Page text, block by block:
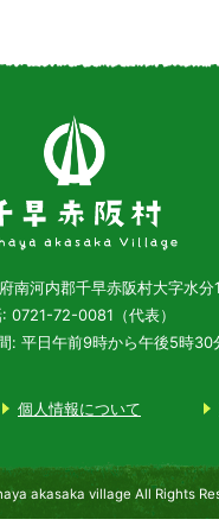
南河内郡千早赤阪村大字水分
0721-72-0081（代表）
: 平日午前9時から午後5時30
個人情報について
akasaka village All Rights